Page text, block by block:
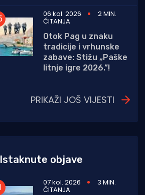
06 kol. 2026
2 MIN.
ČITANJA
Otok Pag u znaku
tradicije i vrhunske
zabave: Stižu „Paške
litnje igre 2026.”!
PRIKAŽI JOŠ VIJESTI
Istaknute objave
07 kol. 2026 3 MIN.
ČITANJA